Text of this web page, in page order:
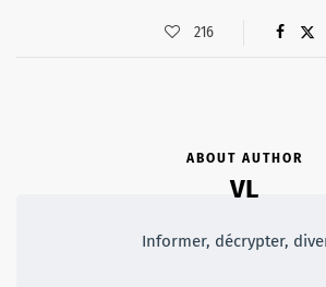
216
ABOUT AUTHOR
VL
Informer, décrypter,